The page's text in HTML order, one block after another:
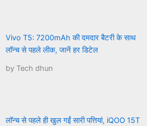
Vivo T5: 7200mAh की दमदार बैटरी के साथ
लॉन्च से पहले लीक, जानें हर डिटेल
by Tech dhun
लॉन्च से पहले ही खुल गईं सारी पत्तियां, iQOO 15T